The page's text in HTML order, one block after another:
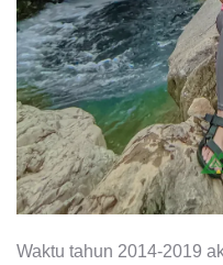
Waktu tahun 2014-2019